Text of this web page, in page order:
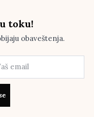
toku!
obaveštenja.